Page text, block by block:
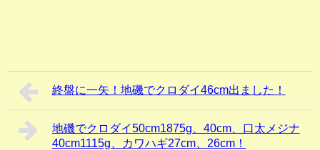
終盤に一矢！地磯でクロダイ46cm出ました！
地磯でクロダイ50cm1875g、40cm、口太メジナ
40cm1115g、カワハギ27cm、26cm！